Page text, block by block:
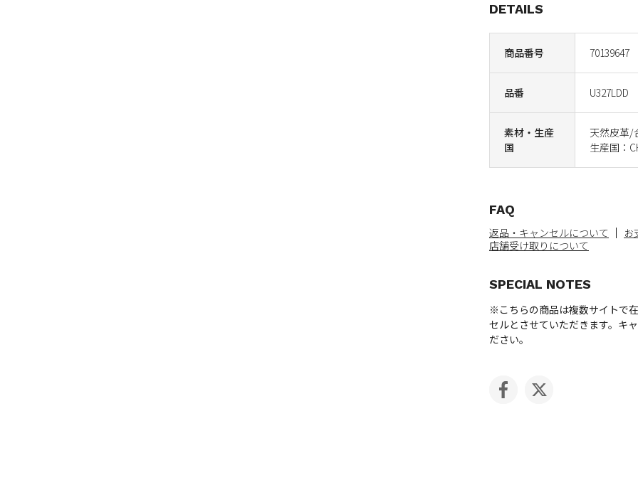
商品番号 70139647
品番 U327LDD
素材・生産
国
天然皮革/
生産国：
DETAILS
FAQ
返品・キャンセルについて お
店舗受け取りについて
SPECIAL NOTES
※こちらの商品は複数サイトで
セルとさせていただきます。キ
ださい。